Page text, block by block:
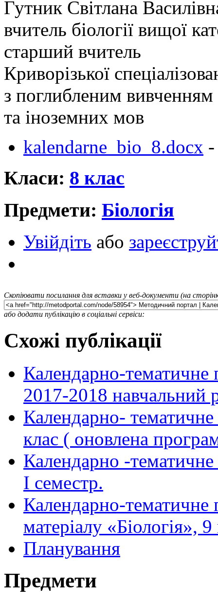
Гутник Світлана
вчитель біології вищої
старший вчитель
Криворізької
з поглибленим вивченням
та іноземних мов
kalendarne_bio_8.docx
Класи: 8 клас
Предмети: Біологія
Увійдіть або
Скопіювати посилання для вставки у веб-документи (на
або додати публікацію в соціальні сервіси:
Схожі публікації
Календарно-тематичне
2017-2018 навчальний
Календарно- тематичне
клас ( оновлена
Календарно -тематичне
І семестр.
Календарно-тематичне
матеріалу «Біологія», 9
Планування
Предмети